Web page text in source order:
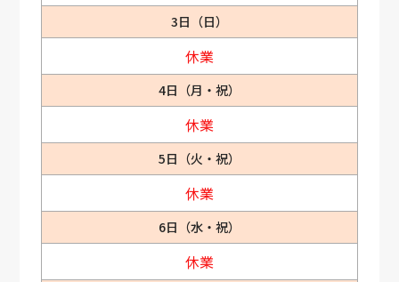
3日（日）
休業
4日（月・祝）
休業
5日（火・祝）
休業
6日（水・祝）
休業